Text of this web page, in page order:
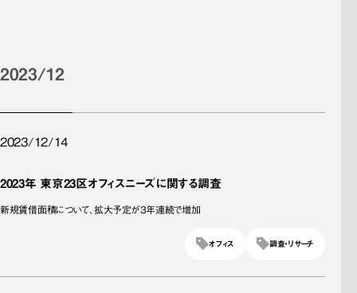
2023/12
2023/12/14
2023年 東京23区オフィスニーズに関する調査
新規賃借面積について、拡大予定が3年連続で増加
調査・リサーチ
オフィス